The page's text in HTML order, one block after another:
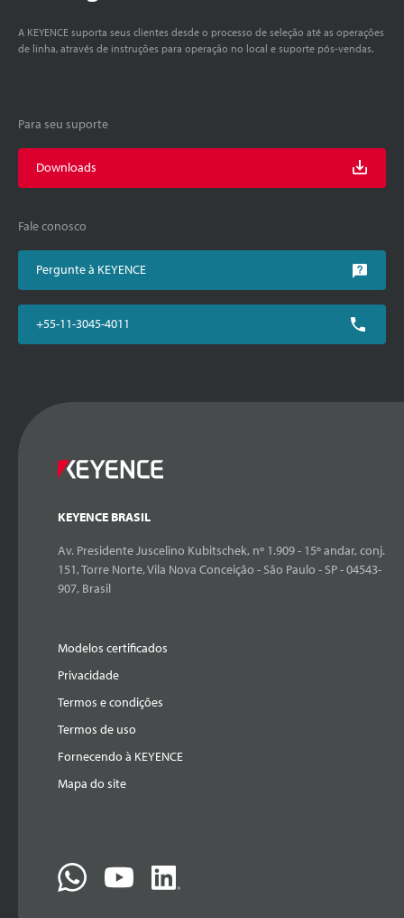
A KEYENCE suporta seus clientes desde o processo de seleção até as operações
de linha, através de instruções para operação no local e suporte pós-vendas.
Para seu suporte
Downloads
Fale conosco
Pergunte à KEYENCE
+55-11-3045-4011
KEYENCE BRASIL
Av. Presidente Juscelino Kubitschek, nº 1.909 - 15º andar, conj.
151, Torre Norte, Vila Nova Conceição - São Paulo - SP - 04543-
907, Brasil
Modelos certificados
Privacidade
Termos e condições
Termos de uso
Fornecendo à KEYENCE
Mapa do site